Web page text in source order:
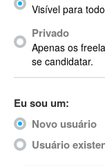
Acrobat
Acrobat X
Acronis
ACT
Actimize
ActionScript
ActionScript 3
Visível para
Privado
Apenas os
se candidatar.
Eu sou um:
Novo usuário
Usuário